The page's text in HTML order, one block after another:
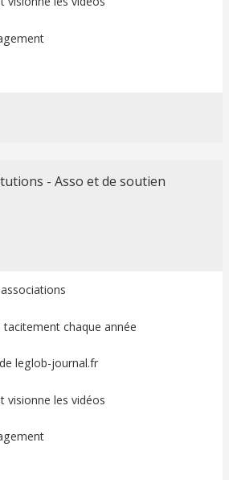
- Asso et de soutien
chaque année
leglob-journal.fr
visionne les vidéos